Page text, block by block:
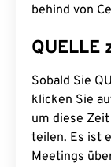
behind von
Sobald Sie
klicken Sie
um diese
teilen. Es ist
Meetings